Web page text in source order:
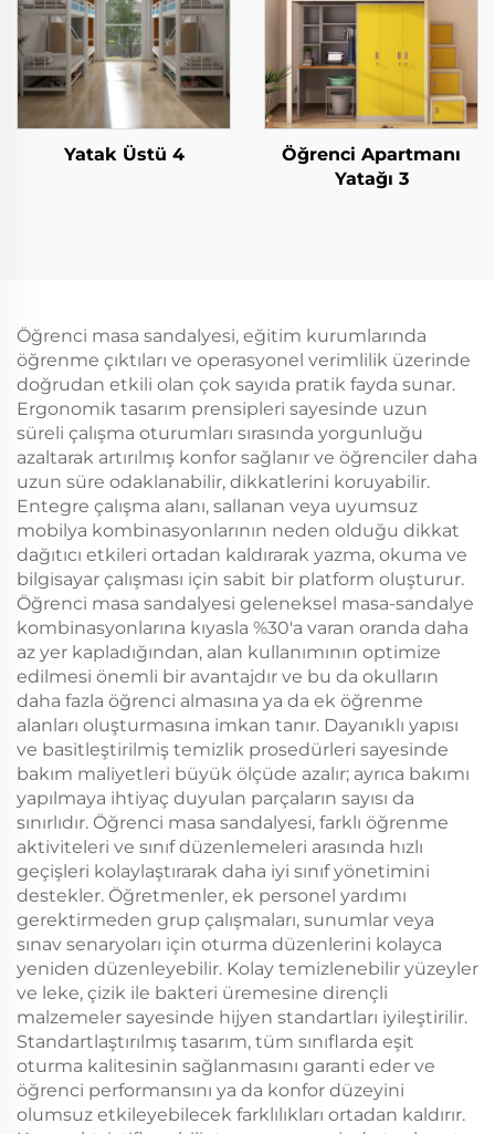
Yatak Üstü 4
Öğrenci Apartmanı
Yatağı 3
Öğrenci masa sandalyesi, eğitim kurumlarında
öğrenme çıktıları ve operasyonel verimlilik üzerinde
doğrudan etkili olan çok sayıda pratik fayda sunar.
Ergonomik tasarım prensipleri sayesinde uzun
süreli çalışma oturumları sırasında yorgunluğu
azaltarak artırılmış konfor sağlanır ve öğrenciler daha
uzun süre odaklanabilir, dikkatlerini koruyabilir.
Entegre çalışma alanı, sallanan veya uyumsuz
mobilya kombinasyonlarının neden olduğu dikkat
dağıtıcı etkileri ortadan kaldırarak yazma, okuma ve
bilgisayar çalışması için sabit bir platform oluşturur.
Öğrenci masa sandalyesi geleneksel masa-sandalye
kombinasyonlarına kıyasla %30'a varan oranda daha
az yer kapladığından, alan kullanımının optimize
edilmesi önemli bir avantajdır ve bu da okulların
daha fazla öğrenci almasına ya da ek öğrenme
alanları oluşturmasına imkan tanır. Dayanıklı yapısı
ve basitleştirilmiş temizlik prosedürleri sayesinde
bakım maliyetleri büyük ölçüde azalır; ayrıca bakımı
yapılmaya ihtiyaç duyulan parçaların sayısı da
sınırlıdır. Öğrenci masa sandalyesi, farklı öğrenme
aktiviteleri ve sınıf düzenlemeleri arasında hızlı
geçişleri kolaylaştırarak daha iyi sınıf yönetimini
destekler. Öğretmenler, ek personel yardımı
gerektirmeden grup çalışmaları, sunumlar veya
sınav senaryoları için oturma düzenlerini kolayca
yeniden düzenleyebilir. Kolay temizlenebilir yüzeyler
ve leke, çizik ile bakteri üremesine dirençli
malzemeler sayesinde hijyen standartları iyileştirilir.
Standartlaştırılmış tasarım, tüm sınıflarda eşit
oturma kalitesinin sağlanmasını garanti eder ve
öğrenci performansını ya da konfor düzeyini
olumsuz etkileyebilecek farklılıkları ortadan kaldırır.